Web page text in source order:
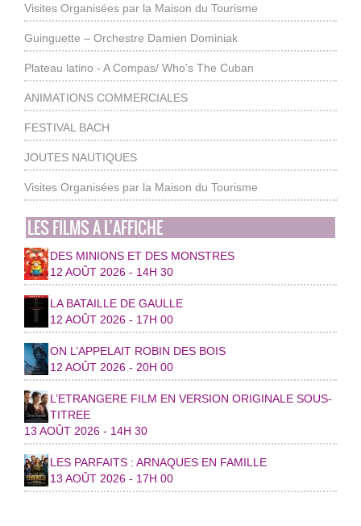
Visites Organisées par la Maison du Tourisme
Guinguette – Orchestre Damien Dominiak
Plateau latino - A Compas/ Who’s The Cuban
ANIMATIONS COMMERCIALES
FESTIVAL BACH
JOUTES NAUTIQUES
Visites Organisées par la Maison du Tourisme
LES FILMS A L’AFFICHE
DES MINIONS ET DES MONSTRES
12 AOÛT 2026 - 14H 30
LA BATAILLE DE GAULLE
12 AOÛT 2026 - 17H 00
ON L’APPELAIT ROBIN DES BOIS
12 AOÛT 2026 - 20H 00
L’ETRANGERE FILM EN VERSION ORIGINALE SOUS-
TITREE
13 AOÛT 2026 - 14H 30
LES PARFAITS : ARNAQUES EN FAMILLE
13 AOÛT 2026 - 17H 00